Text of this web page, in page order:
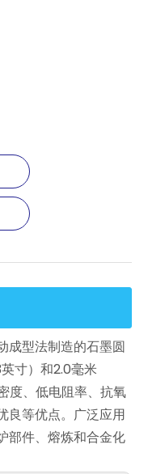
成型法制造的石墨圆
寸）和2.0毫米
度、低电阻率、抗氧
良等优点。广泛应用
部件、熔炼和合金化